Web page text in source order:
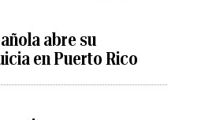
abre su
en Puerto Rico